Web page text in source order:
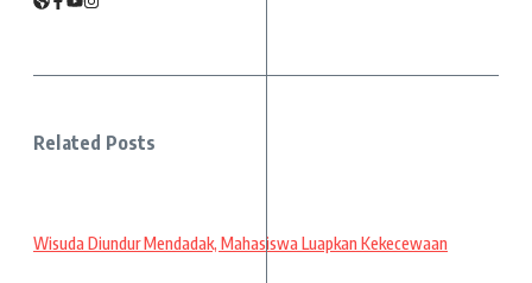
Related Posts
Wisuda Diundur Mendadak, Mahasiswa Luapkan Kekecewaan